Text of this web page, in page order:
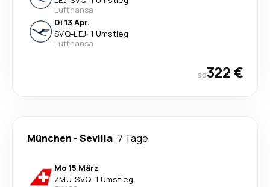
Lufthansa
Di 13 Apr.
SVQ-LEJ· 1 Umstieg
Lufthansa
ab322 €
München -Sevilla 7 Tage
Mo 15 März
ZMU-SVQ· 1 Umstieg